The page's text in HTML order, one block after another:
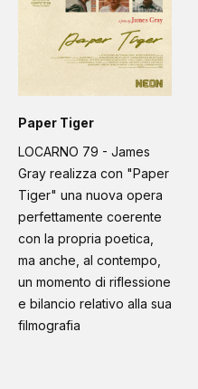
Paper Tiger
LOCARNO 79 - James
Gray realizza con "Paper
Tiger" una nuova opera
perfettamente coerente
con la propria poetica,
ma anche, al contempo,
un momento di riflessione
e bilancio relativo alla sua
filmografia